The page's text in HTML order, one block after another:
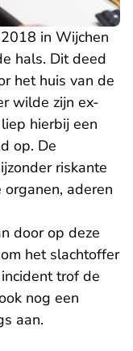
in Wijchen
hals. Dit deed
het huis van de
wilde zijn ex-
hierbij een
op. De
riskante
aderen
door op deze
het slachtoffer
trof de
nog een
aan.